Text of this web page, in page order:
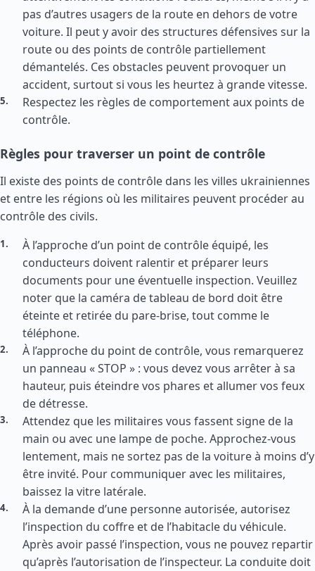
pas d’autres usagers de la route en dehors de votre
voiture. Il peut y avoir des structures défensives sur la
route ou des points de contrôle partiellement
démantelés. Ces obstacles peuvent provoquer un
accident, surtout si vous les heurtez à grande vitesse.
Respectez les règles de comportement aux points de
contrôle.
Règles pour traverser un point de contrôle
Il existe des points de contrôle dans les villes ukrainiennes
et entre les régions où les militaires peuvent procéder au
contrôle des civils.
À l’approche d’un point de contrôle équipé, les
conducteurs doivent ralentir et préparer leurs
documents pour une éventuelle inspection. Veuillez
noter que la caméra de tableau de bord doit être
éteinte et retirée du pare-brise, tout comme le
téléphone.
À l’approche du point de contrôle, vous remarquerez
un panneau « STOP » : vous devez vous arrêter à sa
hauteur, puis éteindre vos phares et allumer vos feux
de détresse.
Attendez que les militaires vous fassent signe de la
main ou avec une lampe de poche. Approchez-vous
lentement, mais ne sortez pas de la voiture à moins d’y
être invité. Pour communiquer avec les militaires,
baissez la vitre latérale.
À la demande d’une personne autorisée, autorisez
l’inspection du coffre et de l’habitacle du véhicule.
Après avoir passé l’inspection, vous ne pouvez repartir
qu’après l’autorisation de l’inspecteur. La conduite doit